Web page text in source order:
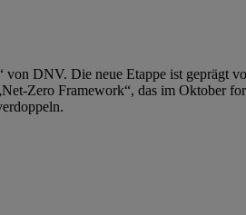
DNV. Die neue Etappe ist geprägt
Zero Framework“, das im Oktober